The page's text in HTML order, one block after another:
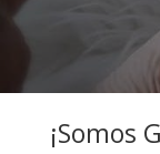
¡Somos